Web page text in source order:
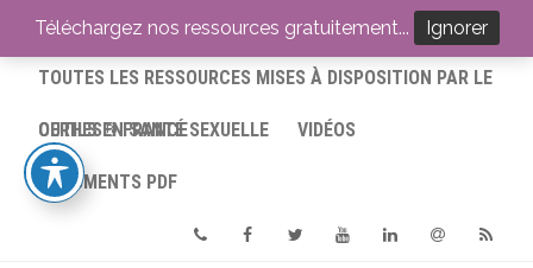
ACCUEIL
TOUTES LES RESSOURCES MISES À DISPOSITION PAR LE
CERHES® FRANCE
OUTILS EN SANTÉ SEXUELLE VIDÉOS
DOCUMENTS PDF
Téléchargez nos ressources gratuitement... Ignorer